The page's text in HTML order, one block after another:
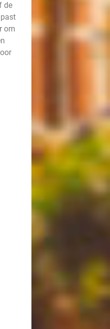
de
om